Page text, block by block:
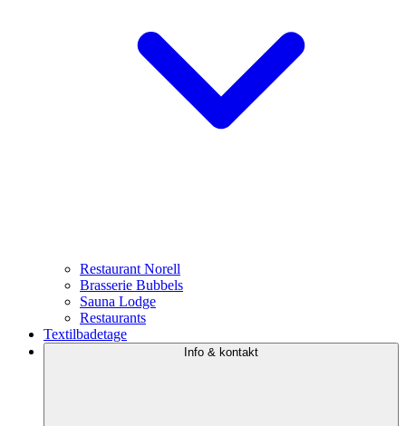
Restaurant Norell
Brasserie Bubbels
Sauna Lodge
Restaurants
Textilbadetage
Info & kontakt